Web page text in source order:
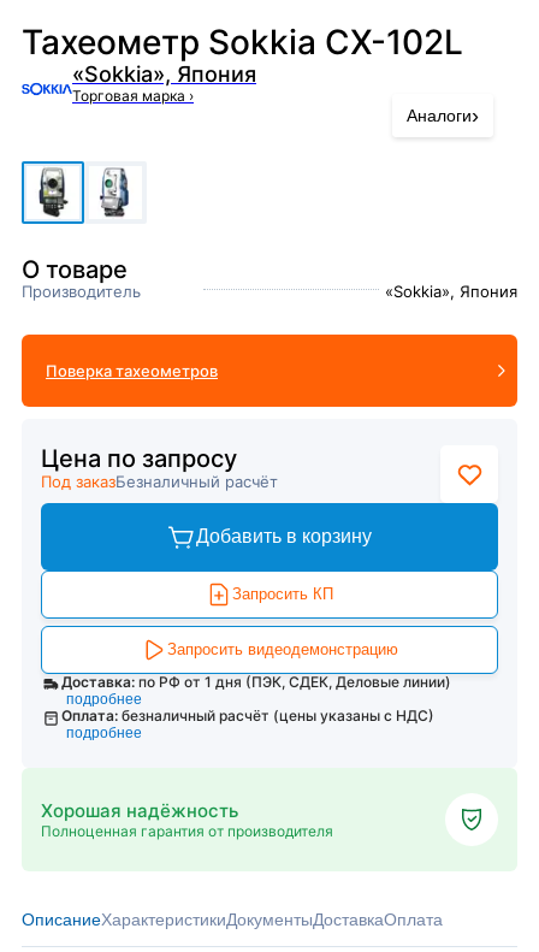
Тахеометр Sokkia CX-102L
«Sokkia», Япония
Торговая марка ›
Аналоги›
О товаре
Производитель «Sokkia», Япония
Поверка тахеометров
Цена по запросу
Под заказБезналичный расчёт
Добавить в корзину
Запросить КП
Запросить видеодемонстрацию
Доставка: по РФ от 1 дня (ПЭК, СДЕК, Деловые линии)
подробнее
Оплата: безналичный расчёт (цены указаны с НДС)
подробнее
Хорошая надёжность
Полноценная гарантия от производителя
ОписаниеХарактеристикиДокументыДоставкаОплата